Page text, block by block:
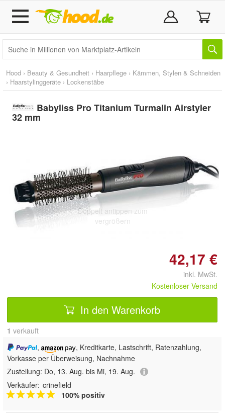
Hood › Beauty & Gesundheit › Haarpflege › Kämmen, Stylen & Schneiden
› Haarstylinggeräte › Lockenstäbe
Babyliss Pro Titanium Turmalin Airstyler
32 mm
Doppelt antippen zum
vergrößern
42,17 €
inkl. MwSt.
Kostenloser Versand
In den Warenkorb
1 verkauft
,
, Kreditkarte, Lastschrift, Ratenzahlung,
Vorkasse per Überweisung, Nachnahme
Zustellung: Do, 13. Aug. bis Mi, 19. Aug.
Verkäufer: crinefield
100% positiv